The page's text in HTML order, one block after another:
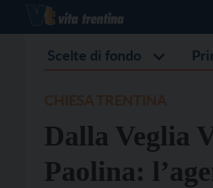
Scelte di fondo
Dalla Veglia
Paolina: